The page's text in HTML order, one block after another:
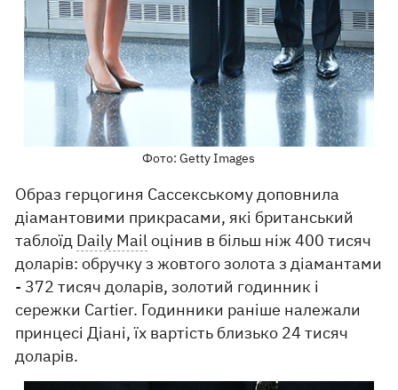
Фото: Getty Images
Образ герцогиня Сассекському доповнила
діамантовими прикрасами, які британський
таблоїд Daily Mail оцінив в більш ніж 400 тисяч
доларів: обручку з жовтого золота з діамантами
- 372 тисяч доларів, золотий годинник і
сережки Cartier. Годинники раніше належали
принцесі Діані, їх вартість близько 24 тисяч
доларів.